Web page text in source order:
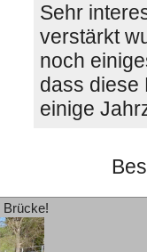
Sehr
verstärkt
noch
dass diese
einige
Brücke!